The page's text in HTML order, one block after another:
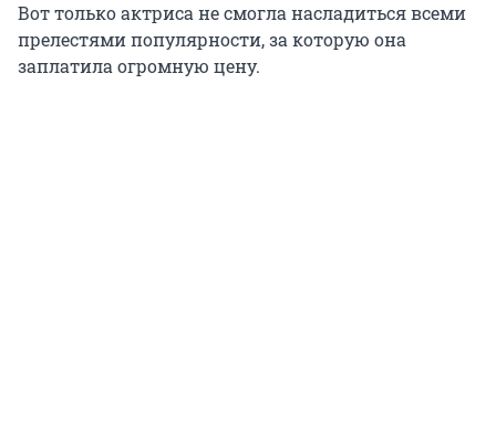
Вот только актриса не смогла насладиться всеми
прелестями популярности, за которую она
заплатила огромную цену.